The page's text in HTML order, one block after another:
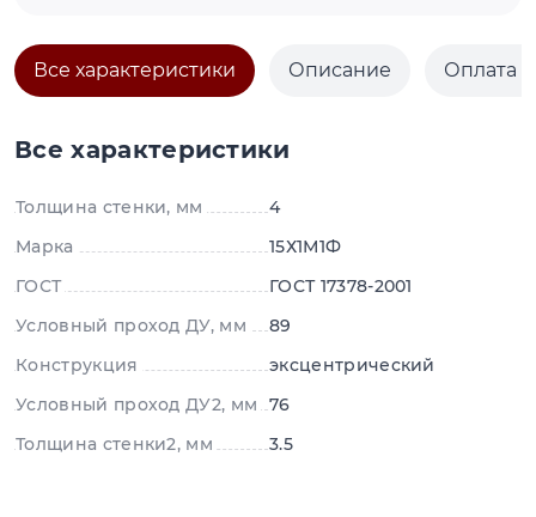
Все характеристики Описание Оплата
Все характеристики
Толщина стенки, мм
4
Марка
15Х1М1Ф
ГОСТ
ГОСТ 17378-2001
Условный проход ДУ, мм
89
Конструкция
эксцентрический
Условный проход ДУ2, мм
76
Толщина стенки2, мм
3.5